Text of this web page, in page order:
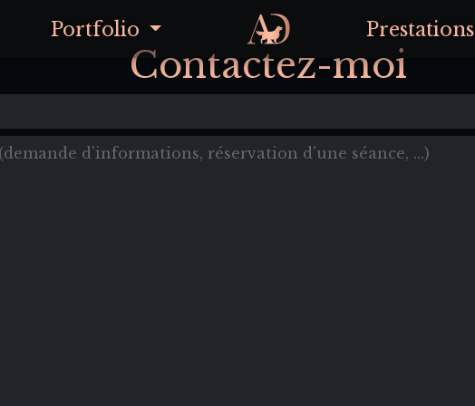
Contactez-moi
Portfolio Prestations